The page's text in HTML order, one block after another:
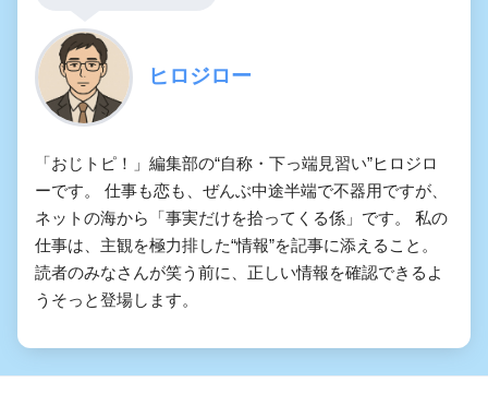
ヒロジロー
「おじトピ！」編集部の“自称・下っ端見習い”ヒロジロ
ーです。 仕事も恋も、ぜんぶ中途半端で不器用ですが、
ネットの海から「事実だけを拾ってくる係」です。 私の
仕事は、主観を極力排した“情報”を記事に添えること。
読者のみなさんが笑う前に、正しい情報を確認できるよ
うそっと登場します。